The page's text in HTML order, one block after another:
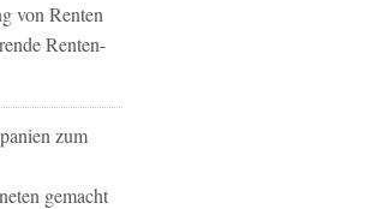
von Renten
Renten-
zum
gemacht